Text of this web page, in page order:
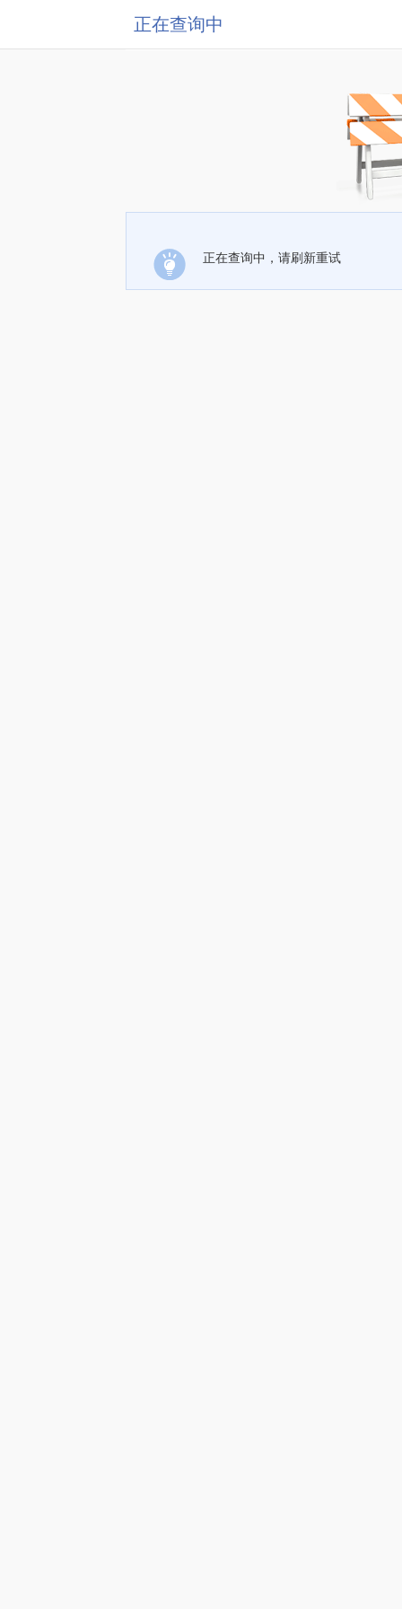
正在查询中
正在查询中，请刷新重试